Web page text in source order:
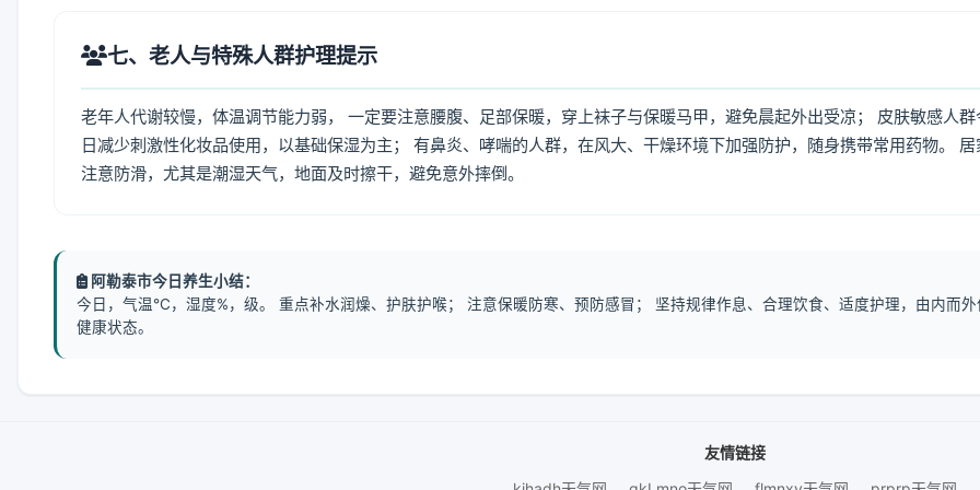
七、老人与特殊人群护理提示
老年人代谢较慢，体温调节能力弱， 一定要注意腰腹、足部保暖，穿上袜子与保暖马甲，避免晨起外出受凉； 皮肤敏感人群
日减少刺激性化妆品使用，以基础保湿为主； 有鼻炎、哮喘的人群，在风大、干燥环境下加强防护，随身携带常用药物。 居
注意防滑，尤其是潮湿天气，地面及时擦干，避免意外摔倒。
阿勒泰市今日养生小结：
今日，气温℃，湿度%，级。 重点补水润燥、护肤护喉； 注意保暖防寒、预防感冒； 坚持规律作息、合理饮食、适度护理，由内而外
健康状态。
友情链接